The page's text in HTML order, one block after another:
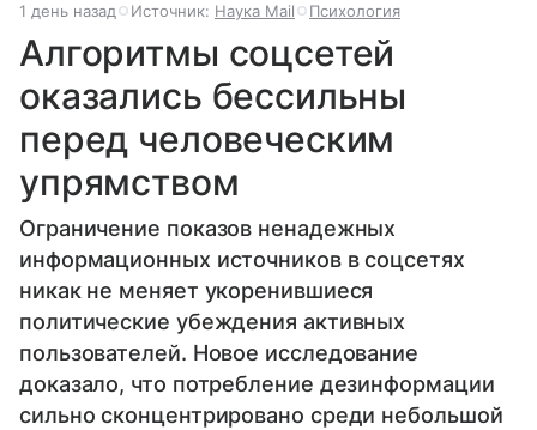
1 день назад Источник: Наука Mail Психология
Алгоритмы соцсетей
оказались бессильны
перед человеческим
упрямством
Ограничение показов ненадежных
информационных источников в соцсетях
никак не меняет укоренившиеся
политические убеждения активных
пользователей. Новое исследование
доказало, что потребление дезинформации
сильно сконцентрировано среди небольшой